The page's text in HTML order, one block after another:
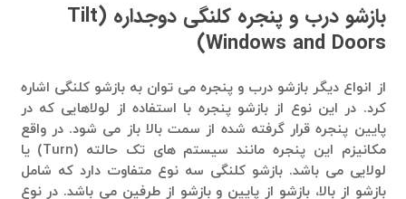
بازشو درب و پنجره کلنگی دوجداره (Tilt
Windows and Doors)
از انواع دیگر بازشو درب و پنجره می توان به بازشو کلنگی اشاره
کرد. در این نوع از بازشو پنجره با استفاده از لولاهایی که در
پایین پنجره قرار گرفته شده از سمت بالا باز می شود. در واقع
مکانیزم این پنجره مانند سیستم های تک حالته (Turn) یا
لولایی می باشد. بازشو کلنگی سه نوع متفاوت دارد که شامل
بازشو از بالا، بازشو از پایین و بازشو از طرفین می باشد. در نوع